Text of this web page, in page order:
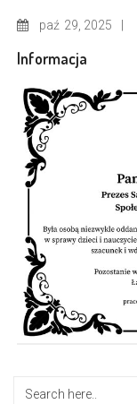
paź 29, 2025
Informacja